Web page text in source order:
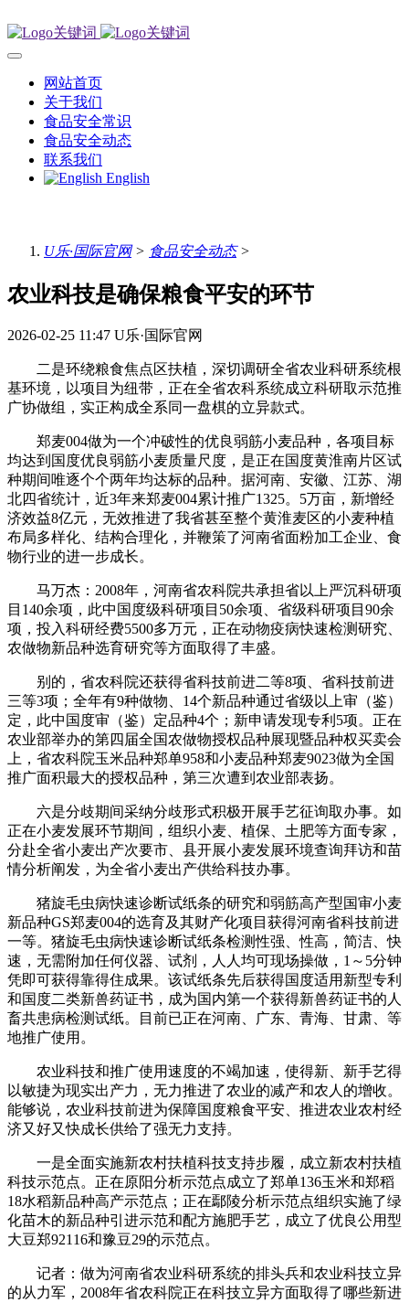
网站首页
关于我们
食品安全常识
食品安全动态
联系我们
English
U乐·国际官网> 食品安全动态>
农业科技是确保粮食平安的环节
2026-02-25 11:47 U乐·国际官网
二是环绕粮食焦点区扶植，深切调研全省农业科研系统根
基环境，以项目为纽带，正在全省农科系统成立科研取示范推
广协做组，实正构成全系同一盘棋的立异款式。
郑麦004做为一个冲破性的优良弱筋小麦品种，各项目标
均达到国度优良弱筋小麦质量尺度，是正在国度黄淮南片区试
种期间唯逐个个两年均达标的品种。据河南、安徽、江苏、湖
北四省统计，近3年来郑麦004累计推广1325。5万亩，新增经
济效益8亿元，无效推进了我省甚至整个黄淮麦区的小麦种植
布局多样化、结构合理化，并鞭策了河南省面粉加工企业、食
物行业的进一步成长。
马万杰：2008年，河南省农科院共承担省以上严沉科研项
目140余项，此中国度级科研项目50余项、省级科研项目90余
项，投入科研经费5500多万元，正在动物疫病快速检测研究、
农做物新品种选育研究等方面取得了丰盛。
别的，省农科院还获得省科技前进二等8项、省科技前进
三等3项；全年有9种做物、14个新品种通过省级以上审（鉴）
定，此中国度审（鉴）定品种4个；新申请发现专利5项。正在
农业部举办的第四届全国农做物授权品种展现暨品种权买卖会
上，省农科院玉米品种郑单958和小麦品种郑麦9023做为全国
推广面积最大的授权品种，第三次遭到农业部表扬。
六是分歧期间采纳分歧形式积极开展手艺征询取办事。如
正在小麦发展环节期间，组织小麦、植保、土肥等方面专家，
分赴全省小麦出产次要市、县开展小麦发展环境查询拜访和苗
情分析阐发，为全省小麦出产供给科技办事。
猪旋毛虫病快速诊断试纸条的研究和弱筋高产型国审小麦
新品种GS郑麦004的选育及其财产化项目获得河南省科技前进
一等。猪旋毛虫病快速诊断试纸条检测性强、性高，简洁、快
速，无需附加任何仪器、试剂，人人均可现场操做，1～5分钟
凭即可获得靠得住成果。该试纸条先后获得国度适用新型专利
和国度二类新兽药证书，成为国内第一个获得新兽药证书的人
畜共患病检测试纸。目前已正在河南、广东、青海、甘肃、等
地推广使用。
农业科技和推广使用速度的不竭加速，使得新、新手艺得
以敏捷为现实出产力，无力推进了农业的减产和农人的增收。
能够说，农业科技前进为保障国度粮食平安、推进农业农村经
济又好又快成长供给了强无力支持。
一是全面实施新农村扶植科技支持步履，成立新农村扶植
科技示范点。正在原阳分析示范点成立了郑单136玉米和郑稻
18水稻新品种高产示范点；正在鄢陵分析示范点组织实施了绿
化苗木的新品种引进示范和配方施肥手艺，成立了优良公用型
大豆郑92116和豫豆29的示范点。
记者：做为河南省农业科研系统的排头兵和农业科技立异
的从力军，2008年省农科院正在科技立异方面取得了哪些新进